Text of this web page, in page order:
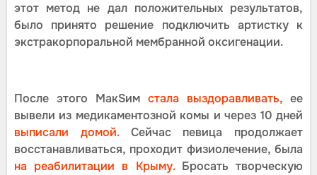
этот метод не дал положительных результатов,
было принято решение подключить артистку к
экстракорпоральной мембранной оксигенации.
После этого МакSим стала выздоравливать, ее
вывели из медикаментозной комы и через 10 дней
выписали домой.Сейчас певица продолжает
восстанавливаться, проходит физиолечение, была
на реабилитации в Крыму.Бросать творческую